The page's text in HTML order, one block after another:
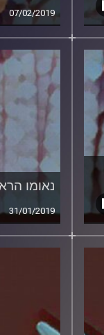
07/02/2019
נאומו
31/01/2019